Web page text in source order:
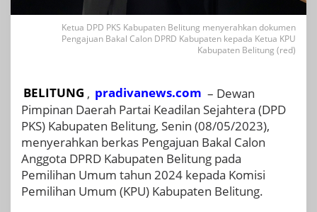
Ketua DPD PKS Kabupaten Belitung menyerahkan dokumen
Pengajuan Bakal Calon DPRD Kabupaten kepada Ketua KPU
Kabupaten Belitung (red)
BELITUNG , pradivanews.com – Dewan
Pimpinan Daerah Partai Keadilan Sejahtera (DPD
PKS) Kabupaten Belitung, Senin (08/05/2023),
menyerahkan berkas Pengajuan Bakal Calon
Anggota DPRD Kabupaten Belitung pada
Pemilihan Umum tahun 2024 kepada Komisi
Pemilihan Umum (KPU) Kabupaten Belitung.